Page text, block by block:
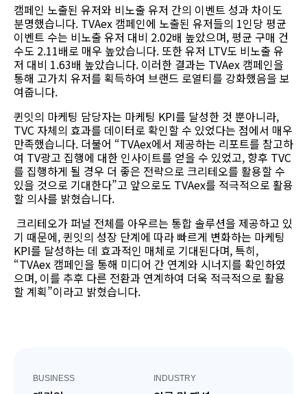
BUSINESS INDUSTRY
캠페인 노출된 유저와 비노출 유저 간의 이벤트 성과 차이도
분명했습니다. TVAex 캠페인에 노출된 유저들의 1인당 평균
이벤트 수는 비노출 유저 대비 2.02배 높았으며, 평균 구매 건
수도 2.11배로 매우 높았습니다. 또한유저 LTV도 비노출 유
저 대비 1.63배 높았습니다. 이러한 결과는 TVAex 캠페인을
통해 고가치 유저를 획득하여 브랜드 로열티를 강화했음을 보
여줍니다.
퀸잇의 마케팅 담당자는 마케팅 KPI를 달성한 것 뿐아니라,
TVC 자체의 효과를 데이터로 확인할 수 있었다는 점에서 매우
만족했습니다. 더불어 “TVAex에서 제공하는 리포트를 참고하
여 TV광고 집행에 대한 인사이트를 얻을 수 있었고, 향후 TVC
를 집행하게 될 경우 더 좋은 전략으로 크리테오를 활용할 수
있을 것으로 기대한다”고 앞으로도 TVAex를 적극적으로 활용
할 의사를 밝혔습니다.
크리테오가 퍼널 전체를 아우르는 통합 솔루션을 제공하고 있
기 때문에,퀸잇의 성장 단계에 따라 빠르게 변화하는 마케팅
KPI를 달성하는 데 효과적인 매체로 기대된다며,특히,
“TVAex 캠페인을 통해 미디어 간 연계와 시너지를 확인하였
으며, 이를 추후 다른 전환과 연계하여 더욱 적극적으로 활용
할계획”이라고 밝혔습니다.